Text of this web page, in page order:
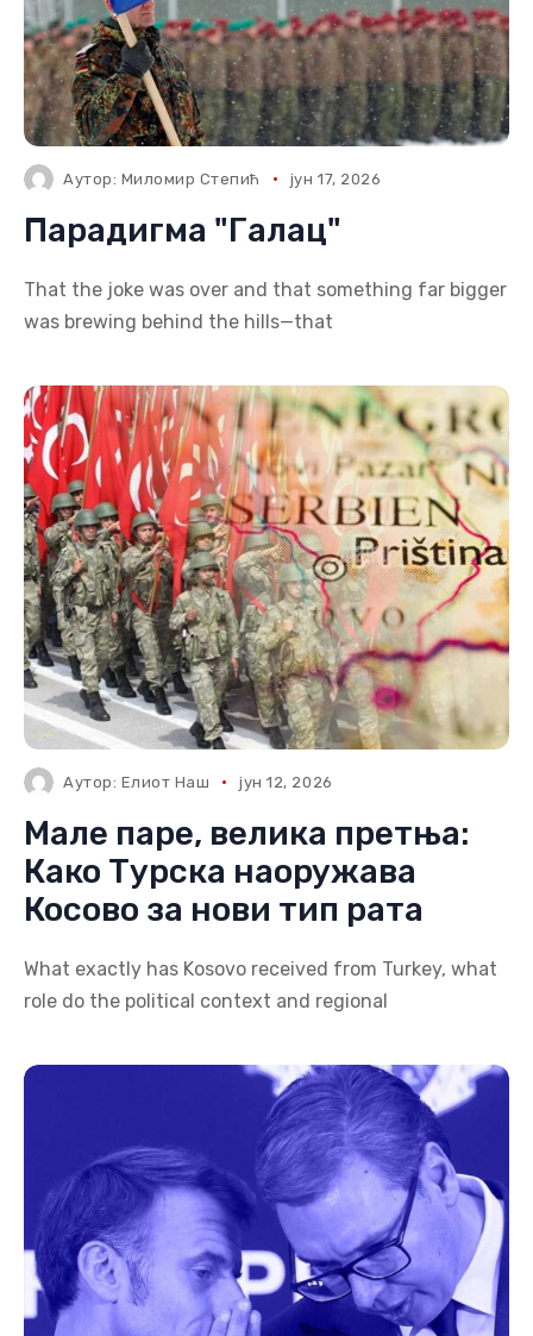
Аутор: Миломир Степић јун 17, 2026
Парадигма "Галац"
That the joke was over and that something far bigger
was brewing behind the hills—that
Аутор: Елиот Наш јун 12, 2026
Мале паре, велика претња:
Како Турска наоружава
Косово за нови тип рата
What exactly has Kosovo received from Turkey, what
role do the political context and regional